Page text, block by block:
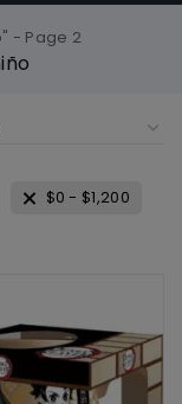
- Page 2
$0 - $1,200